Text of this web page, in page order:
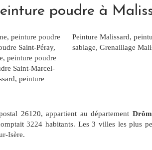
poudre à
, peinture poudre
Saint-Péray,
, peinture poudre
Saint-Marcel-
, peinture
Peinture Malissard,
sablage, Grenaillage
26120, appartient au département
3224 habitants. Les 3 villes les plus
Isère.